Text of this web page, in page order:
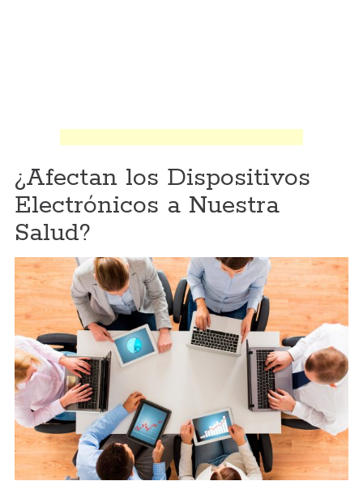
¿Afectan los Dispositivos
Electrónicos a Nuestra
Salud?